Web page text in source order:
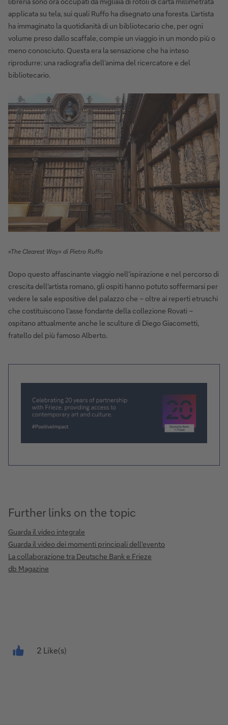
applicata su tela, sui quali Ruffo ha disegnato una foresta. L’artista
ha immaginato la quotidianità di un bibliotecario che, per ogni
volume preso dallo scaffale, compie un viaggio in un mondo più o
meno conosciuto. Questa era la sensazione che ha inteso
riprodurre: una radiografia dell’anima del ricercatore e del
bibliotecario.
«The Clearest Way» di Pietro Ruffo
Dopo questo affascinante viaggio nell’ispirazione e nel percorso di
crescita dell’artista romano, gli ospiti hanno potuto soffermarsi per
vedere le sale espositive del palazzo che – oltre ai reperti etruschi
che costituiscono l’asse fondante della collezione Rovati –
ospitano attualmente anche le sculture di Diego Giacometti,
fratello del più famoso Alberto.
Further links on the topic
Guarda il video integrale
Guarda il video dei momenti principali dell'evento
La collaborazione tra Deutsche Bank e Frieze
db Magazine
2 Like(s)